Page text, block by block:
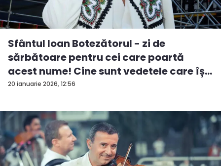
20 ianuarie 2026, 12:56
Sfântul Ioan Botezătorul - zi de
sărbătoare pentru cei care poartă
acest nume! Cine sunt vedetele care îș...